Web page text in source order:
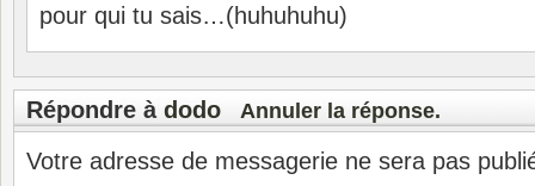
pour qui tu sais…(huhuhuhu)
Répondre à dodo Annuler la réponse.
Votre adresse de messagerie ne sera pas